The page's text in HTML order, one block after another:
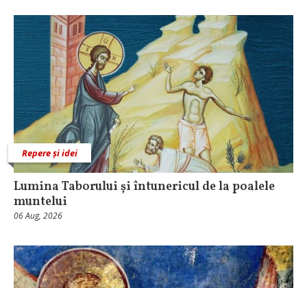
Repere și idei
Lumina Taborului și întunericul de la poalele
muntelui
06 Aug, 2026